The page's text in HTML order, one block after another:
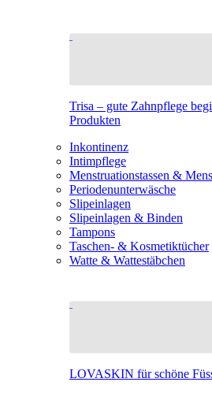
Trisa – gute Zahnpflege
Produkten
Inkontinenz
Intimpflege
Menstruationstassen &
Periodenunterwäsche
Slipeinlagen
Slipeinlagen & Binden
Tampons
Taschen- & Kosmetiktücher
Watte & Wattestäbchen
LOVASKIN für schöne